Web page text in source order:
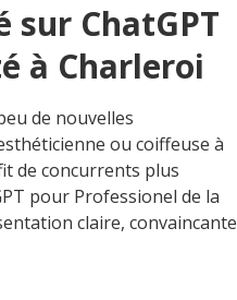
ChatGPT
à Charleroi
de nouvelles
ou coiffeuse à
de concurrents plus
pour Professionel de la
claire, convaincante